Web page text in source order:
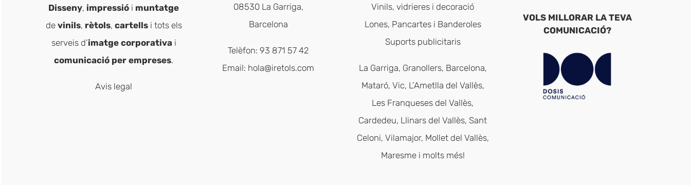
Disseny, impressió i muntatge
de vinils, rètols, cartellsi tots els
serveis d’imatge corporativa i
comunicació per empreses.
Avis legal
08530 La Garriga,
Barcelona
Telèfon: 93 871 57 42
Email: hola@iretols.com
Vinils, vidrieres i decoració
Lones, Pancartes i Banderoles
Suports publicitaris
La Garriga, Granollers, Barcelona,
Mataró, Vic, L’Ametlla del Vallès,
Les Franqueses del Vallès,
Cardedeu, Llinars del Vallès, Sant
Celoni, Vilamajor, Mollet del Vallès,
Maresme i molts més!
VOLS MILLORAR LA TEVA
COMUNICACIÓ?